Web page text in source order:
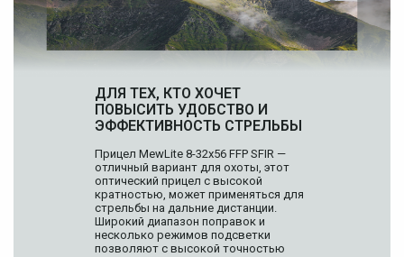
ДЛЯ ТЕХ, КТО ХОЧЕТ
ПОВЫСИТЬ УДОБСТВО И
ЭФФЕКТИВНОСТЬ СТРЕЛЬБЫ
Прицел MewLite 8-32x56 FFP SFIR —
отличный вариант для охоты, этот
оптический прицел с высокой
кратностью, может применяться для
стрельбы на дальние дистанции.
Широкий диапазон поправок и
несколько режимов подсветки
позволяют с высокой точностью